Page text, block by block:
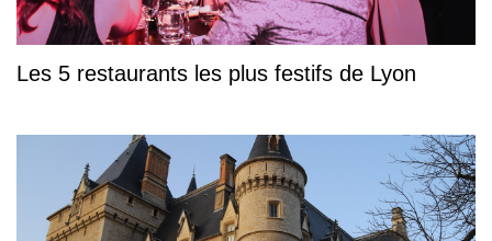
Les 5 restaurants les plus festifs de Lyon